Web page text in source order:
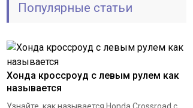
Популярные статьи
Хонда кроссроуд с левым рулем как
называется